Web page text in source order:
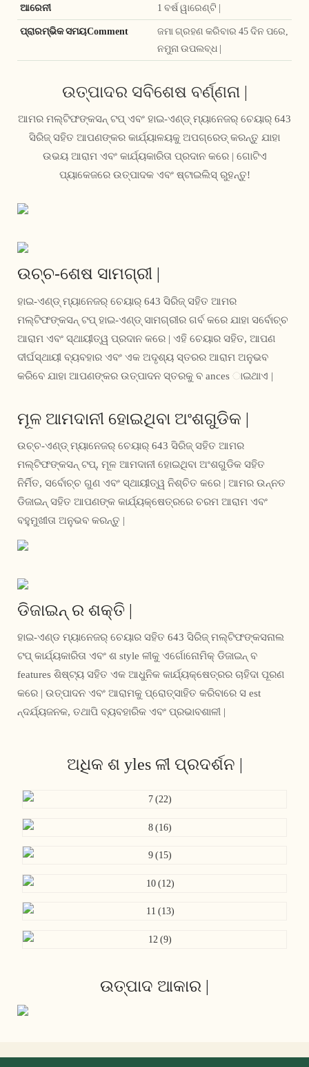
ଆରେନୀ 1 ବର୍ଷ ୱାରେଣ୍ଟି |
ପ୍ରାରମ୍ଭିକ ସମୟComment
ଜମା ଗ୍ରହଣ କରିବାର 45 ଦିନ ପରେ,
ନମୁନା ଉପଲବ୍ଧ |
ଉତ୍ପାଦର ସବିଶେଷ ବର୍ଣ୍ଣନା |
ଆମର ମଲ୍ଟିଫଙ୍କସନ୍ ଟପ୍ ଏବଂ ହାଇ-ଏଣ୍ଡ୍ ମ୍ୟାନେଜର୍ ଚେୟାର୍ 643
ସିରିଜ୍ ସହିତ ଆପଣଙ୍କର କାର୍ଯ୍ୟାଳୟକୁ ଅପଗ୍ରେଡ୍ କରନ୍ତୁ ଯାହା
ଉଭୟ ଆରାମ ଏବଂ କାର୍ଯ୍ୟକାରିତା ପ୍ରଦାନ କରେ | ଗୋଟିଏ
ପ୍ୟାକେଜରେ ଉତ୍ପାଦକ ଏବଂ ଷ୍ଟାଇଲିସ୍ ରୁହନ୍ତୁ!
ଉଚ୍ଚ-ଶେଷ ସାମଗ୍ରୀ |
ହାଇ-ଏଣ୍ଡ୍ ମ୍ୟାନେଜର୍ ଚେୟାର୍ 643 ସିରିଜ୍ ସହିତ ଆମର
ମଲ୍ଟିଫଙ୍କସନ୍ ଟପ୍ ହାଇ-ଏଣ୍ଡ୍ ସାମଗ୍ରୀର ଗର୍ବ କରେ ଯାହା ସର୍ବୋଚ୍ଚ
ଆରାମ ଏବଂ ସ୍ଥାୟୀତ୍ୱ ପ୍ରଦାନ କରେ | ଏହି ଚେୟାର ସହିତ, ଆପଣ
ଦୀର୍ଘସ୍ଥାୟୀ ବ୍ୟବହାର ଏବଂ ଏକ ଅଦୃଶ୍ୟ ସ୍ତରର ଆରାମ ଅନୁଭବ
କରିବେ ଯାହା ଆପଣଙ୍କର ଉତ୍ପାଦନ ସ୍ତରକୁ ବ ances ାଇଥାଏ |
ମୂଳ ଆମଦାନୀ ହୋଇଥିବା ଅଂଶଗୁଡିକ |
ଉଚ୍ଚ-ଏଣ୍ଡ୍ ମ୍ୟାନେଜର୍ ଚେୟାର୍ 643 ସିରିଜ୍ ସହିତ ଆମର
ମଲ୍ଟିଫଙ୍କସନ୍ ଟପ୍, ମୂଳ ଆମଦାନୀ ହୋଇଥିବା ଅଂଶଗୁଡିକ ସହିତ
ନିର୍ମିତ, ସର୍ବୋଚ୍ଚ ଗୁଣ ଏବଂ ସ୍ଥାୟୀତ୍ୱ ନିଶ୍ଚିତ କରେ | ଆମର ଉନ୍ନତ
ଡିଜାଇନ୍ ସହିତ ଆପଣଙ୍କ କାର୍ଯ୍ୟକ୍ଷେତ୍ରରେ ଚରମ ଆରାମ ଏବଂ
ବହୁମୁଖୀତା ଅନୁଭବ କରନ୍ତୁ |
ଡିଜାଇନ୍ ର ଶକ୍ତି |
ହାଇ-ଏଣ୍ଡ ମ୍ୟାନେଜର୍ ଚେୟାର ସହିତ 643 ସିରିଜ୍ ମଲ୍ଟିଫଙ୍କସନାଲ
ଟପ୍ କାର୍ଯ୍ୟକାରିତା ଏବଂ ଶ style ଳୀକୁ ଏର୍ଗୋନୋମିକ୍ ଡିଜାଇନ୍ ବ
features ଶିଷ୍ଟ୍ୟ ସହିତ ଏକ ଆଧୁନିକ କାର୍ଯ୍ୟକ୍ଷେତ୍ରର ଚାହିଦା ପୂରଣ
କରେ | ଉତ୍ପାଦନ ଏବଂ ଆରାମକୁ ପ୍ରୋତ୍ସାହିତ କରିବାରେ ସ est
ନ୍ଦର୍ଯ୍ୟଜନକ, ତଥାପି ବ୍ୟବହାରିକ ଏବଂ ପ୍ରଭାବଶାଳୀ |
ଅଧିକ ଶ yles ଳୀ ପ୍ରଦର୍ଶନ |
ଉତ୍ପାଦ ଆକାର |